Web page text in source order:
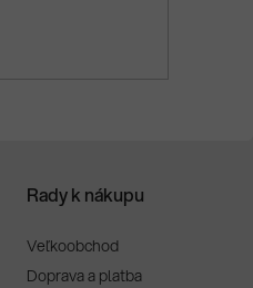
Rady k nákupu
Veľkoobchod
Doprava a platba